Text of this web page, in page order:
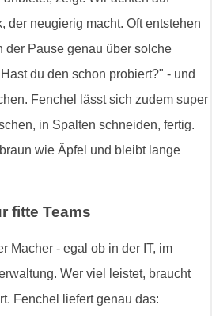
der neugierig macht. Oft entstehen
der Pause genau über solche
du den schon probiert?" - und
Fenchel lässt sich zudem super
in Spalten schneiden, fertig.
wie Äpfel und bleibt lange
fitte Teams
Macher - egal ob in der IT, im
Wer viel leistet, braucht
Fenchel liefert genau das: